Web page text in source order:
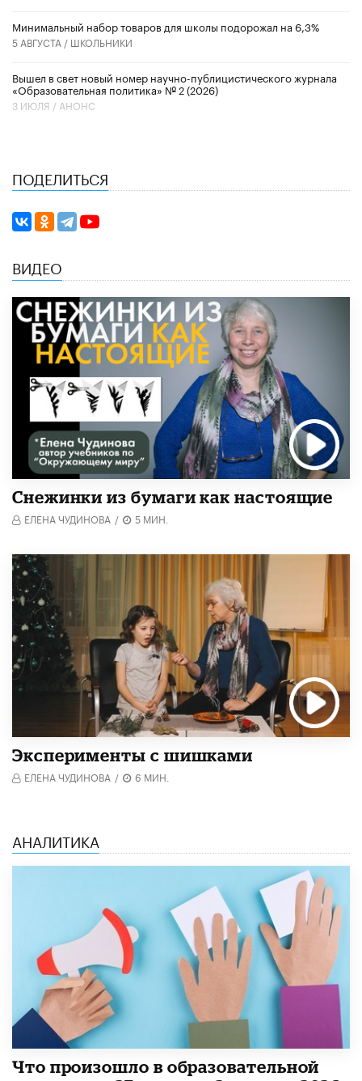
Минимальный набор товаров для школы подорожал на 6,3%
5 АВГУСТА / ШКОЛЬНИКИ
Вышел в свет новый номер научно-публицистического журнала
«Образовательная политика» № 2 (2026)
3 ИЮЛЯ / АНОНС
ПОДЕЛИТЬСЯ
ВИДЕО
Снежинки из бумаги как настоящие
ЕЛЕНА ЧУДИНОВА / 5 МИН.
Эксперименты с шишками
ЕЛЕНА ЧУДИНОВА / 6 МИН.
АНАЛИТИКА
​Что произошло в образовательной